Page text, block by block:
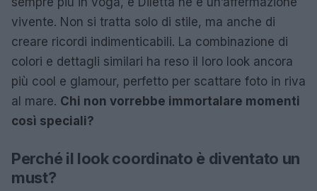
vivente. Non si tratta solo di stile, ma anche di
creare ricordi indimenticabili. La combinazione di
colori e dettagli similari ha reso il loro look ancora
più cool e glamour, perfetto per scattare foto in riva
al mare. Chi non vorrebbe immortalare momenti
così speciali?
Perché il look coordinato è diventato un
must?